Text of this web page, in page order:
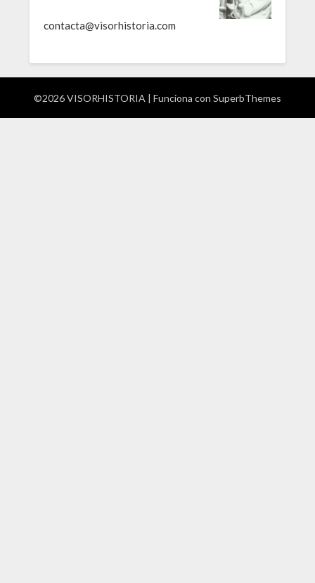
contacta@visorhistoria.com
©2026 VISORHISTORIA | Funciona con SuperbThemes